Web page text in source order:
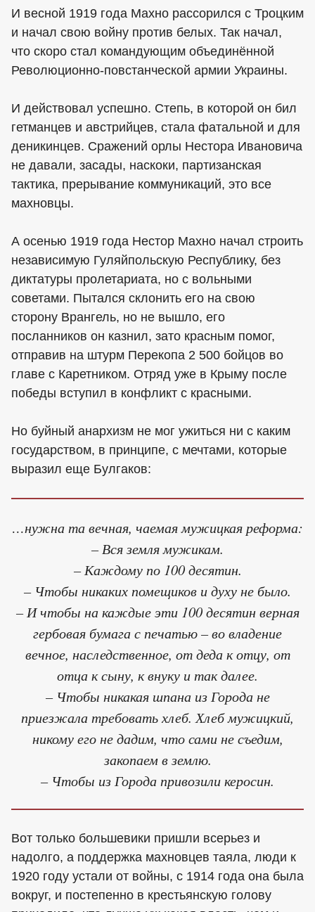
И весной 1919 года Махно рассорился с Троцким
и начал свою войну против белых. Так начал,
что скоро стал командующим объединённой
Революционно-повстанческой армии Украины.
И действовал успешно. Степь, в которой он бил
гетманцев и австрийцев, стала фатальной и для
деникинцев. Сражений орлы Нестора Ивановича
не давали, засады, наскоки, партизанская
тактика, прерывание коммуникаций, это все
махновцы.
А осенью 1919 года Нестор Махно начал строить
независимую Гуляйпольскую Республику, без
диктатуры пролетариата, но с вольными
советами. Пытался склонить его на свою
сторону Врангель, но не вышло, его
посланников он казнил, зато красным помог,
отправив на штурм Перекопа 2 500 бойцов во
главе с Каретником. Отряд уже в Крыму после
победы вступил в конфликт с красными.
Но буйный анархизм не мог ужиться ни с каким
государством, в принципе, с мечтами, которые
выразил еще Булгаков:
…нужна та вечная, чаемая мужицкая реформа:
– Вся земля мужикам.
– Каждому по 100 десятин.
– Чтобы никаких помещиков и духу не было.
– И чтобы на каждые эти 100 десятин верная
гербовая бумага с печатью – во владение
вечное, наследственное, от деда к отцу, от
отца к сыну, к внуку и так далее.
– Чтобы никакая шпана из Города не
приезжала требовать хлеб. Хлеб мужицкий,
никому его не дадим, что сами не съедим,
закопаем в землю.
– Чтобы из Города привозили керосин.
Вот только большевики пришли всерьез и
надолго, а поддержка махновцев таяла, люди к
1920 году устали от войны, с 1914 года она была
вокруг, и постепенно в крестьянскую голову